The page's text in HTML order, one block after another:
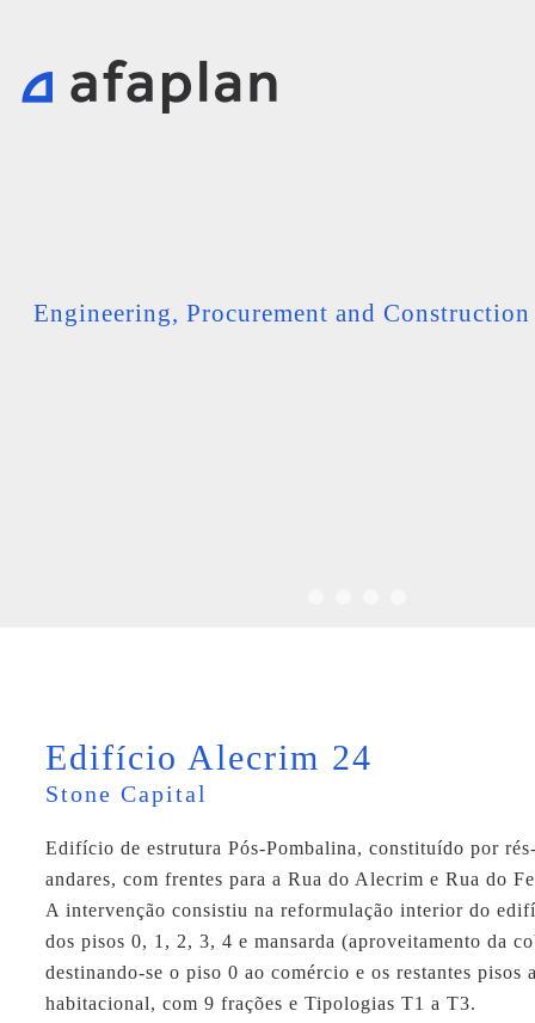
Engineering, Procurement and Construction
Edifício Alecrim 24
Stone Capital
Edifício de estrutura Pós-Pombalina, constituído por
andares, com frentes para a Rua do Alecrim e Rua do
A intervenção consistiu na reformulação interior do
dos pisos 0, 1, 2, 3, 4 e mansarda (aproveitamento da
destinando-se o piso 0 ao comércio e os restantes pisos
habitacional, com 9 frações e Tipologias T1 a T3.